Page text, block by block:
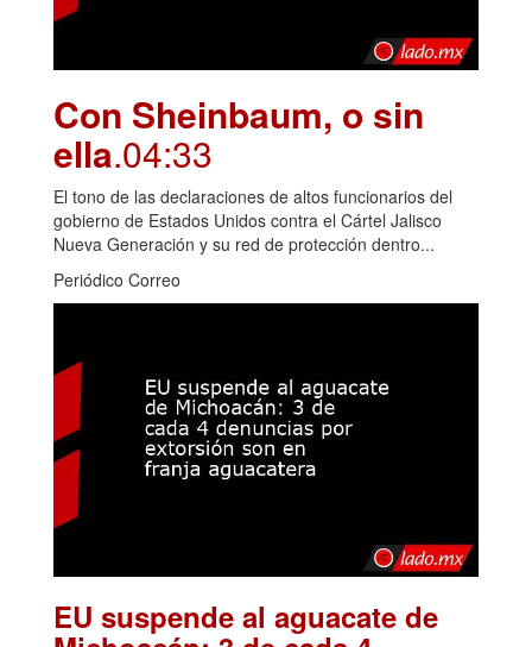
Con Sheinbaum, o sin
ella.04:33
El tono de las declaraciones de altos funcionarios del
gobierno de Estados Unidos contra el Cártel Jalisco
Nueva Generación y su red de protección dentro...
Periódico Correo
EU suspende al aguacate de